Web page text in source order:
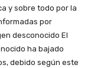
y sobre todo por la
por
desconocido El
ha bajado
debido según este